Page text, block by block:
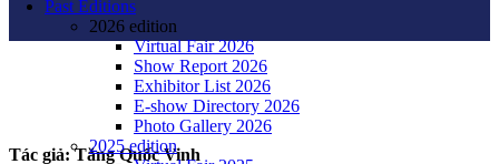
Past Editions
2026 edition
Virtual Fair 2026
Show Report 2026
Exhibitor List 2026
E-show Directory 2026
Photo Gallery 2026
2025 edition
Tác giả:Tăng Quốc Vinh